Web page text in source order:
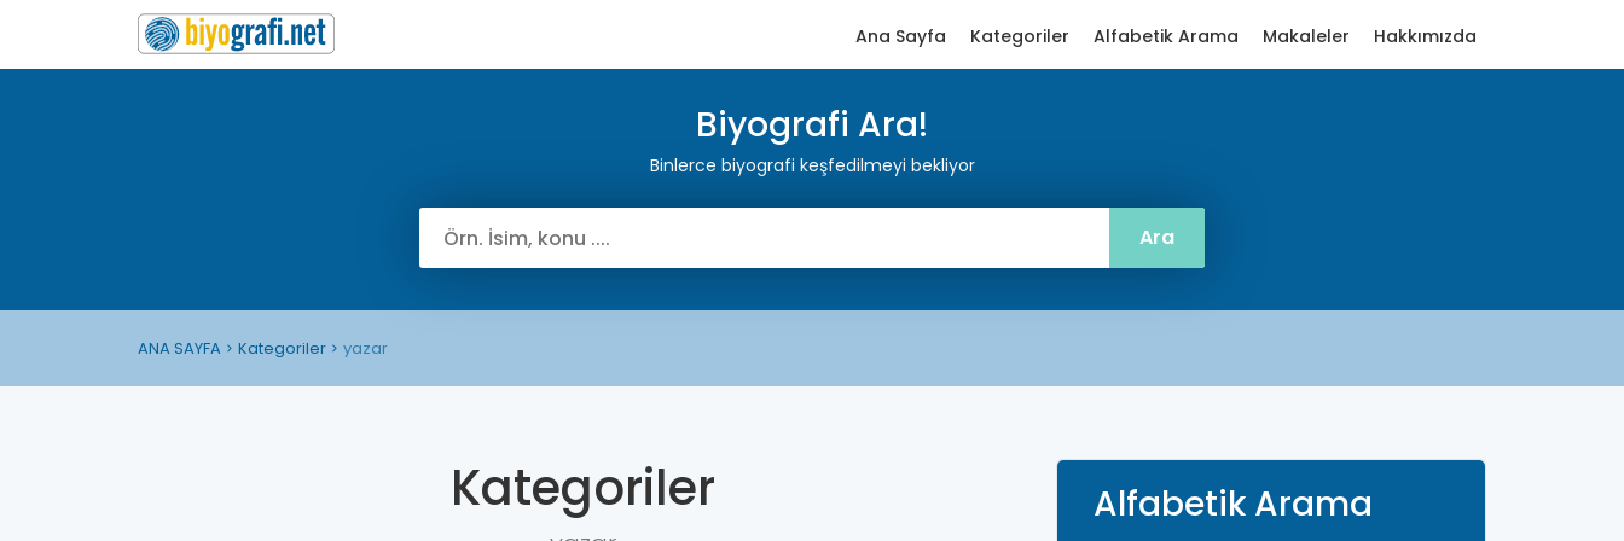
Ana Sayfa Kategoriler Alfabetik Arama Makaleler Hakkımızda
Biyografi Ara!
Binlerce biyografi keşfedilmeyi bekliyor
ANA SAYFA Kategoriler yazar
Kategoriler Alfabetik Arama